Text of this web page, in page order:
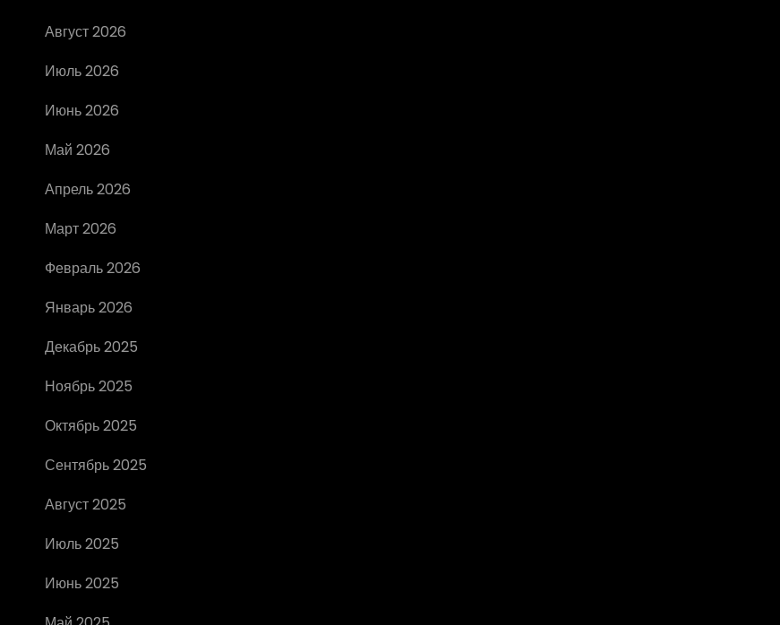
Август 2026
Июль 2026
Июнь 2026
Май 2026
Апрель 2026
Март 2026
Февраль 2026
Январь 2026
Декабрь 2025
Ноябрь 2025
Октябрь 2025
Сентябрь 2025
Август 2025
Июль 2025
Июнь 2025